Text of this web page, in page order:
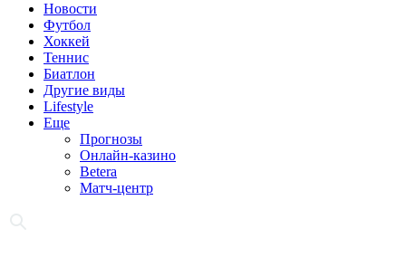
Новости
Футбол
Хоккей
Теннис
Биатлон
Другие виды
Lifestyle
Еще
Прогнозы
Онлайн-казино
Betera
Матч-центр